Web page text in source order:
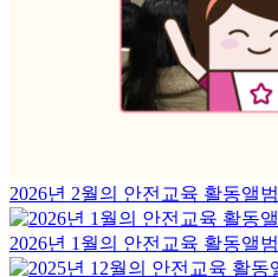
2026년 2월의 안전교육 활동앨범
2026년 1월의 안전교육 활동앨범